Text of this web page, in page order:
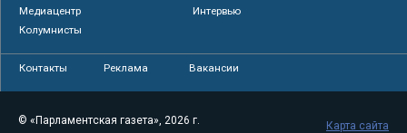
Медиацентр
Интервью
Колумнисты
Контакты Реклама Вакансии
© «Парламентская газета», 2026 г.
Карта сайта